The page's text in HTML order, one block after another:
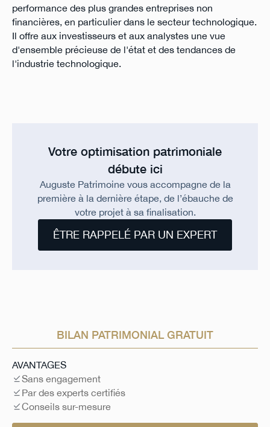
performance des plus grandes entreprises non
financières, en particulier dans le secteur technologique.
Il offre aux investisseurs et aux analystes une vue
d'ensemble précieuse de l'état et des tendances de
l'industrie technologique.
Votre optimisation patrimoniale
débute ici
Auguste Patrimoine vous accompagne de la
première à la dernière étape, de l’ébauche de
votre projet à sa finalisation.
ÊTRE RAPPELÉ PAR UN EXPERT
BILAN PATRIMONIAL GRATUIT
AVANTAGES
Sans engagement
Par des experts certifiés
Conseils sur-mesure